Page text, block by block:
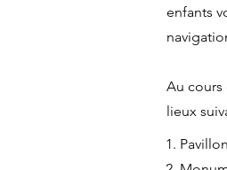
enfants
Au cours
lieux
1.